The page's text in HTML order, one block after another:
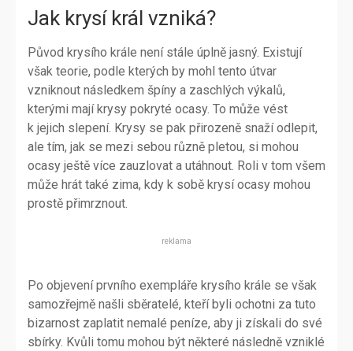
Jak krysí král vzniká?
Původ krysího krále není stále úplně jasný. Existují
však teorie, podle kterých by mohl tento útvar
vzniknout následkem špíny a zaschlých výkalů,
kterými mají krysy pokryté ocasy. To může vést
k jejich slepení. Krysy se pak přirozeně snaží odlepit,
ale tím, jak se mezi sebou různě pletou, si mohou
ocasy ještě více zauzlovat a utáhnout. Roli v tom všem
může hrát také zima, kdy k sobě krysí ocasy mohou
prostě přimrznout.
reklama
Po objevení prvního exempláře krysího krále se však
samozřejmě našli sběratelé, kteří byli ochotni za tuto
bizarnost zaplatit nemalé peníze, aby ji získali do své
sbírky. Kvůli tomu mohou být některé následně vzniklé